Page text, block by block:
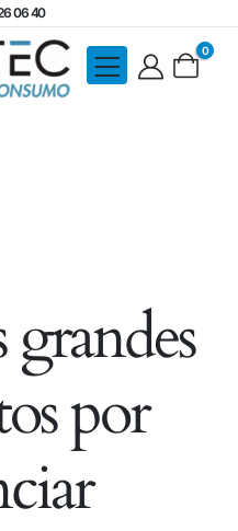
06 40
0
por